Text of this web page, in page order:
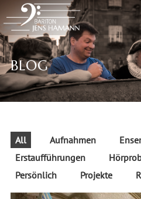
BLOG
All Aufnahmen
Erstaufführungen
Persönlich
Projekte